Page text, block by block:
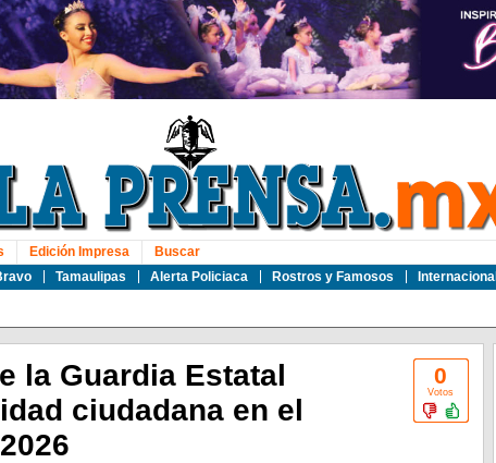
Tamaulipas Alerta Policiaca Rostros y Famosos Internacional
Edición Impresa Buscar
0
Votos
la Guardia Estatal
ciudadana en el